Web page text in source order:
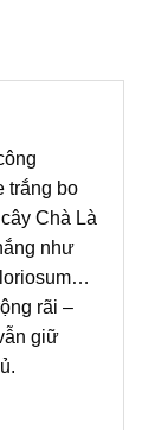
trắng bo
Chà Là
như
rãi –
giữ